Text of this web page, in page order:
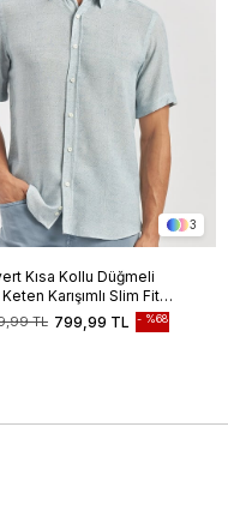
3
Kısa Kollu Düğmeli
Karışımlı Slim Fit
1004240242
799,99 TL
TL %68